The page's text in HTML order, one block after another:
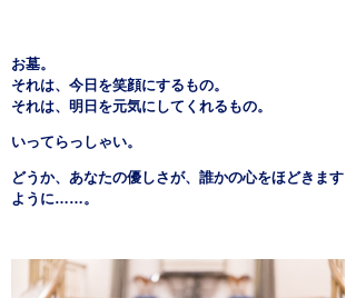
お墓。
それは、今日を笑顔にするもの。
それは、明日を元気にしてくれるもの。
いってらっしゃい。
どうか、あなたの優しさが、誰かの心をほどきます
ように……。